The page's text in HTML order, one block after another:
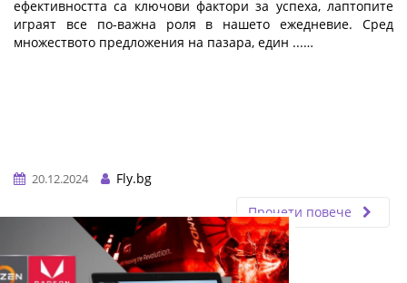
ефективността са ключови фактори за успеха, лаптопите
играят все по-важна роля в нашето ежедневие. Сред
множеството предложения на пазара, един ...…
20.12.2024
Fly.bg
Прочети повече